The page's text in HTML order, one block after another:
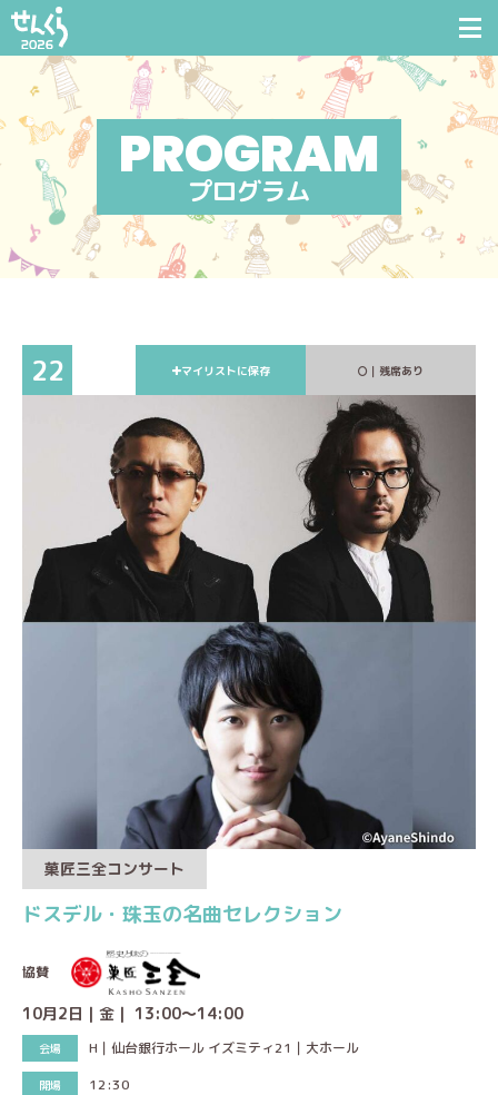
プログラム
22 マイリストに保存 ｜残席あり
菓匠三全コンサート
ドスデル・珠玉の名曲セレクション
協賛
10月2日｜金｜ 13:00～14:00
H｜仙台銀行ホール イズミティ21｜大ホール
12:30